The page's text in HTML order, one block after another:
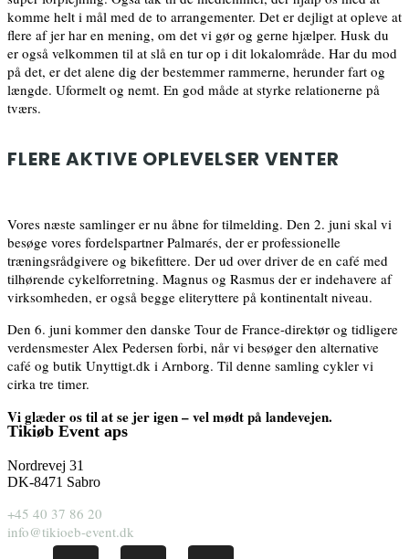
komme helt i mål med de to arrangementer. Det er dejligt at opleve at
flere af jer har en mening, om det vi gør og gerne hjælper. Husk du
er også velkommen til at slå en tur op i dit lokalområde. Har du mod
på det, er det alene dig der bestemmer rammerne, herunder fart og
længde. Uformelt og nemt. En god måde at styrke relationerne på
tværs.
FLERE AKTIVE OPLEVELSER VENTER
Vores næste samlinger er nu åbne for tilmelding. Den 2. juni skal vi
besøge vores fordelspartner Palmarés, der er professionelle
træningsrådgivere og bikefittere. Der ud over driver de en café med
tilhørende cykelforretning. Magnus og Rasmus der er indehavere af
virksomheden, er også begge eliteryttere på kontinentalt niveau.
Den 6. juni kommer den danske Tour de France-direktør og tidligere
verdensmester Alex Pedersen forbi, når vi besøger den alternative
café og butik Unyttigt.dk i Arnborg. Til denne samling cykler vi
cirka tre timer.
Vi glæder os til at se jer igen – vel mødt på landevejen.
Tikiøb Event aps
Nordrevej 31
DK-8471 Sabro
+45 40 37 86 20
info@tikioeb-event.dk